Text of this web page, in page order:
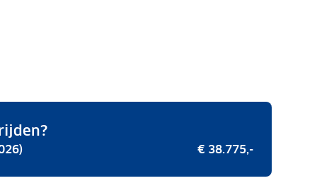
€ 38.775,-